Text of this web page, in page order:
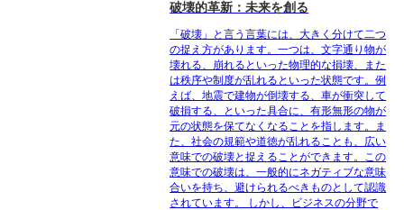
破壊的革新：未来を創る
「破壊」と言う言葉には、大きく分けて二つ
の捉え方があります。一つは、文字通り物が
壊れる、崩れるといった物理的な損壊、また
は秩序や制度が乱れるといった状態です。例
えば、地震で建物が倒壊する、車が衝突して
破損する、といった具合に、有形無形の物が
元の状態を保てなくなることを指します。ま
た、社会の規範や道徳が乱れることも、広い
意味での破壊と捉えることができます。この
意味での破壊は、一般的にネガティブな意味
合いを持ち、避けられるべきものとして認識
されています。 しかし、ビジネスの分野で